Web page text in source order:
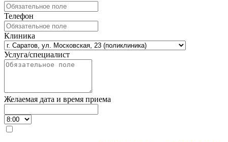
Телефон
Клиника
Услуга/специалист
Желаемая дата и время приема